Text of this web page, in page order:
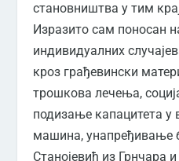
становништва у тим
Изразито сам поносан
индивидуалних
кроз грађевински
трошкова лечења,
подизање капацитета
машина, унапређивање
Станојевић из